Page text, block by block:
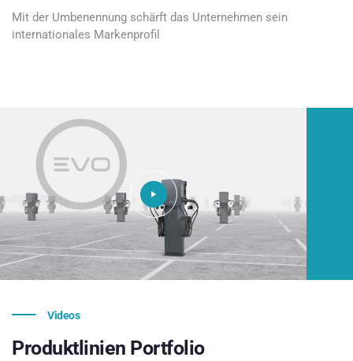
Mit der Umbenennung schärft das Unternehmen sein
internationales Markenprofil
Videos
Produktlinien Portfolio